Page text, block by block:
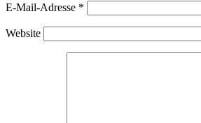
E-Mail-Adresse *
Website